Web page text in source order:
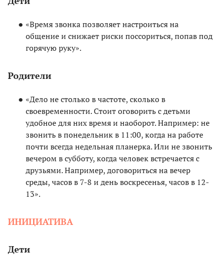
«Время звонка позволяет настроиться на
общение и снижает риски поссориться, попав под
горячую руку».
Родители
«Дело не столько в частоте, сколько в
своевременности. Стоит оговорить с детьми
удобное для них время и наоборот. Например: не
звонить в понедельник в 11:00, когда на работе
почти всегда недельная планерка. Или не звонить
вечером в субботу, когда человек встречается с
друзьями. Например, договориться на вечер
среды, часов в 7-8 и день воскресенья, часов в 12-
13».
ИНИЦИАТИВА
Дети